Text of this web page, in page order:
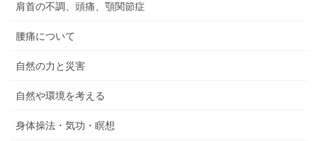
肩首の不調、頭痛、顎関節症
腰痛について
自然の力と災害
自然や環境を考える
身体操法・気功・瞑想